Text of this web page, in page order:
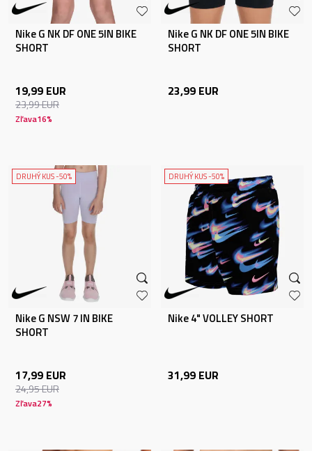
Nike G NK DF ONE 5IN BIKE
SHORT
19,99 EUR
23,99EUR
Zľava16%
Nike G NK DF ONE 5IN BIKE
SHORT
23,99 EUR
DRUHÝ KUS -50%
Nike G NSW 7 IN BIKE
SHORT
17,99 EUR
24,95EUR
Zľava27%
DRUHÝ KUS -50%
Nike 4" VOLLEY SHORT
31,99 EUR